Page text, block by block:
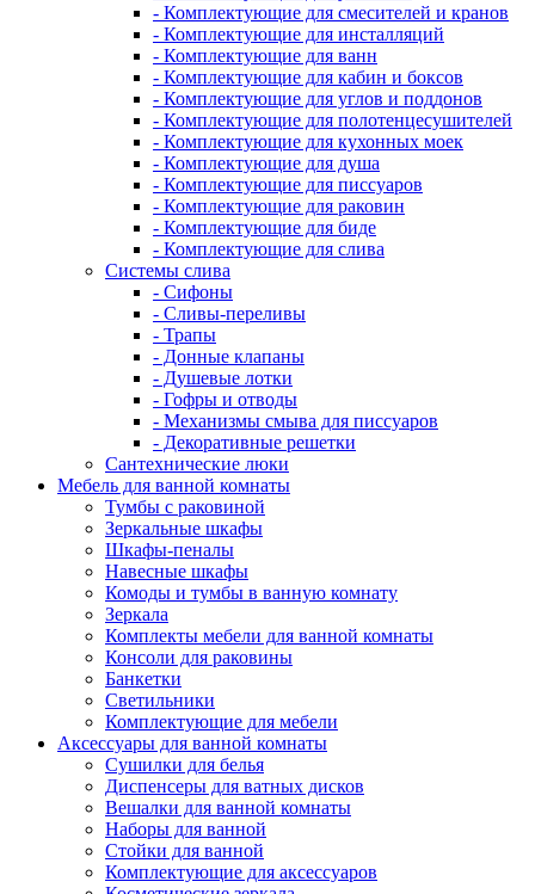
- Комплектующие для смесителей и кранов
- Комплектующие для инсталляций
- Комплектующие для ванн
- Комплектующие для кабин и боксов
- Комплектующие для углов и поддонов
- Комплектующие для полотенцесушителей
- Комплектующие для кухонных моек
- Комплектующие для душа
- Комплектующие для писсуаров
- Комплектующие для раковин
- Комплектующие для биде
- Комплектующие для слива
Системы слива
- Сифоны
- Сливы-переливы
- Трапы
- Донные клапаны
- Душевые лотки
- Гофры и отводы
- Механизмы смыва для писсуаров
- Декоративные решетки
Сантехнические люки
Мебель для ванной комнаты
Тумбы с раковиной
Зеркальные шкафы
Шкафы-пеналы
Навесные шкафы
Комоды и тумбы в ванную комнату
Зеркала
Комплекты мебели для ванной комнаты
Консоли для раковины
Банкетки
Светильники
Комплектующие для мебели
Аксессуары для ванной комнаты
Сушилки для белья
Диспенсеры для ватных дисков
Вешалки для ванной комнаты
Наборы для ванной
Стойки для ванной
Комплектующие для аксессуаров